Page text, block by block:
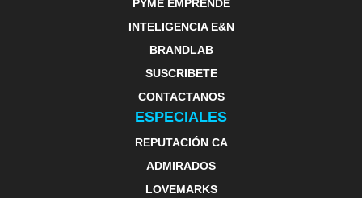
PYME EMPRENDE
INTELIGENCIA E&N
BRANDLAB
SUSCRIBETE
CONTACTANOS
ESPECIALES
REPUTACIÓN CA
ADMIRADOS
LOVEMARKS